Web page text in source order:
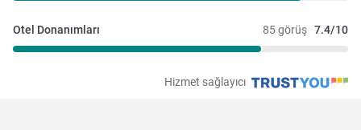
85 görüş 7.4/10
Otel Donanımları
Hizmet sağlayıcı